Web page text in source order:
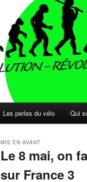
Les perles du vélo Qui
Le 8 mai, on
sur France 3
MIS EN AVANT